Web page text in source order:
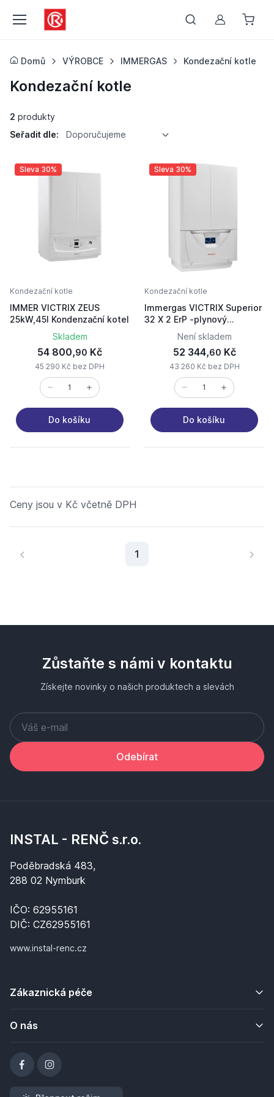
Můj účet
Domů VÝROBCE IMMERGAS Kondezační kotle
Kondezační kotle
2 produkty
Seřadit dle:
Doporučujeme
Sleva 30%
Kondezační kotle
IMMER VICTRIX ZEUS
25kW,45l Kondenzační kotel
Skladem
54 800,90 Kč
45 290 Kč bez DPH
Do košíku
Sleva 30%
Kondezační kotle
Immergas VICTRIX Superior
32 X 2 ErP -plynový
kondenzační kotel s
regulací
Není skladem
52 344,60 Kč
43 260 Kč bez DPH
Do košíku
Ceny jsou v Kč včetně DPH
1
Zůstaňte s námi v kontaktu
Získejte novinky o našich produktech a slevách
Odebírat
INSTAL - RENČ s.r.o.
Poděbradská 483,
288 02 Nymburk
IČO: 62955161
DIČ: CZ62955161
www.instal-renc.cz
Zákaznická péče
O nás